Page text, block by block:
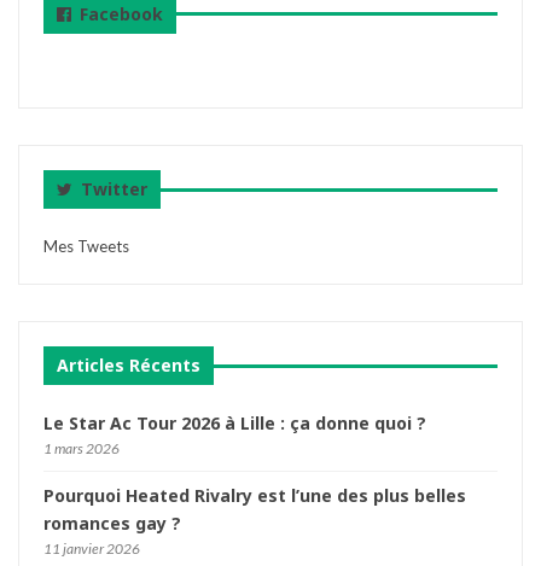
Facebook
Twitter
Mes Tweets
Articles Récents
Le Star Ac Tour 2026 à Lille : ça donne quoi ?
1 mars 2026
Pourquoi Heated Rivalry est l’une des plus belles
romances gay ?
11 janvier 2026